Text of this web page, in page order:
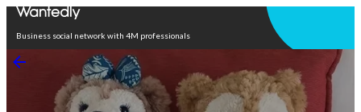
Business social network with 4M professionals